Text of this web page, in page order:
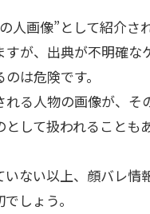
人画像”として紹介さ
すが、出典が不明確な
は危険です。
れる人物の画像が、そ
として扱われることも
いない以上、顔バレ情
しょう。